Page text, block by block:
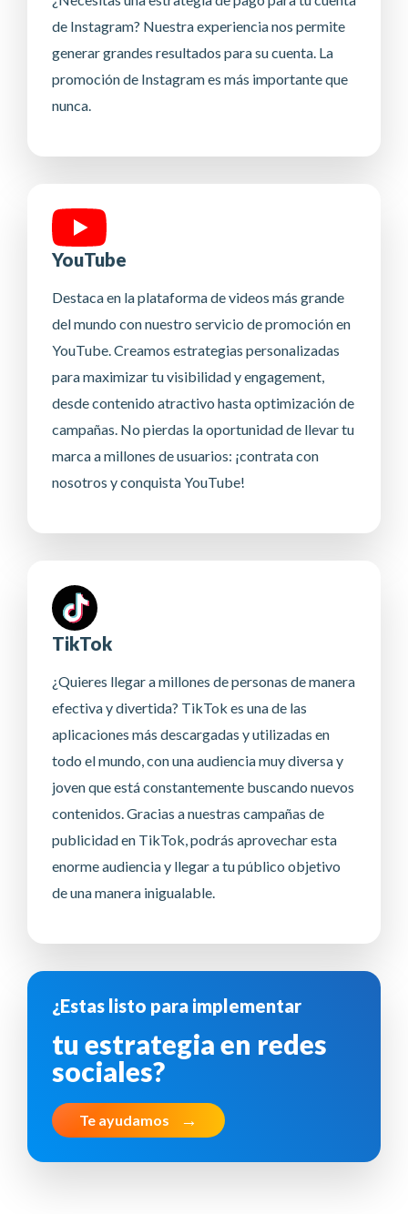
de Instagram? Nuestra experiencia nos permite
generar grandes resultados para su cuenta. La
promoción de Instagram es más importante que
nunca.
YouTube
Destaca en la plataforma de videos más grande
del mundo con nuestro servicio de promoción en
YouTube. Creamos estrategias personalizadas
para maximizar tu visibilidad y engagement,
desde contenido atractivo hasta optimización de
campañas. No pierdas la oportunidad de llevar tu
marca a millones de usuarios: ¡contrata con
nosotros y conquista YouTube!
TikTok
¿Quieres llegar a millones de personas de manera
efectiva y divertida? TikTok es una de las
aplicaciones más descargadas y utilizadas en
todo el mundo, con una audiencia muy diversa y
joven que está constantemente buscando nuevos
contenidos. Gracias a nuestras campañas de
publicidad en TikTok, podrás aprovechar esta
enorme audiencia y llegar a tu público objetivo
de una manera inigualable.
¿Estas listo para implementar
tu estrategia en redes
sociales?
Te ayudamos